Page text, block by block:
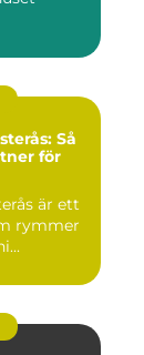
Så
för
är ett
rymmer